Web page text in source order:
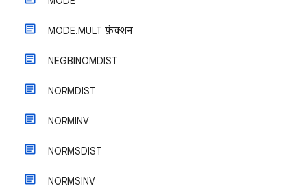
MODE.MULT फ़ंक्शन
NEGBINOMDIST
NORMDIST
NORMINV
NORMSDIST
NORMSINV